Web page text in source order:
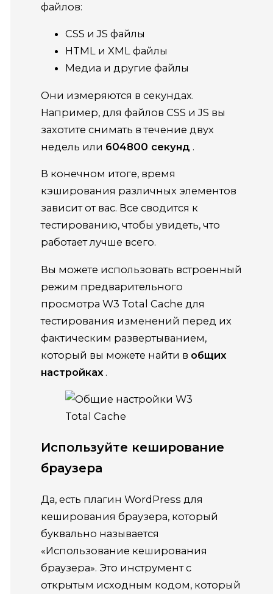
файлов:
CSS и JS файлы
HTML и XML файлы
Медиа и другие файлы
Они измеряются в секундах.
Например, для файлов CSS и JS вы
захотите снимать в течение двух
недель или 604800 секунд .
В конечном итоге, время
кэширования различных элементов
зависит от вас. Все сводится к
тестированию, чтобы увидеть, что
работает лучше всего.
Вы можете использовать встроенный
режим предварительного
просмотра W3 Total Cache для
тестирования изменений перед их
фактическим развертыванием,
который вы можете найти в общих
настройках.
Используйте кеширование
браузера
Да, есть плагин WordPress для
кеширования браузера, который
буквально называется
«Использование кеширования
браузера». Это инструмент с
открытым исходным кодом, который